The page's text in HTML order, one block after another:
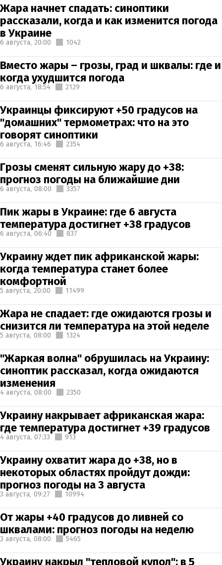
Жара начнет спадать: синоптики
рассказали, когда и как изменится погода
в Украине
6 августа, 20:00 1042
Вместо жары – грозы, град и шквалы: где и
когда ухудшится погода
6 августа, 18:54 2129
Украинцы фиксируют +50 градусов на
"домашних" термометрах: что на это
говорят синоптики
6 августа, 16:46 2354
Грозы сменят сильную жару до +38:
прогноз погоды на ближайшие дни
6 августа, 08:00 3357
Пик жары в Украине: где 6 августа
температура достигнет +38 градусов
6 августа, 06:40 837
Украину ждет пик африканской жары:
когда температура станет более
комфортной
5 августа, 20:00 11499
Жара не спадает: где ожидаются грозы и
снизится ли температура на этой неделе
5 августа, 08:00 1324
"Жаркая волна" обрушилась на Украину:
синоптик рассказал, когда ожидаются
изменения
4 августа, 08:00 2350
Украину накрывает африканская жара:
где температура достигнет +39 градусов
4 августа, 07:33 913
Украину охватит жара до +38, но в
некоторых областях пройдут дожди:
прогноз погоды на 3 августа
3 августа, 09:27 10994
От жары +40 градусов до ливней со
шквалами: прогноз погоды на неделю
3 августа, 08:00 5465
Украину накрыл "тепловой купол": в 5